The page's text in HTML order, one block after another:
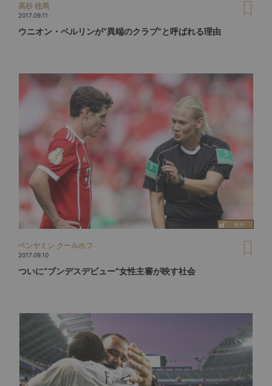
高杉 桂馬
2017.09.11
ウニオン・ベルリンが“異端のクラブ”と呼ばれる理由
ベンヤミン クールホフ
2017.09.10
ついに“ブンデスデビュー”女性主審が映す社会